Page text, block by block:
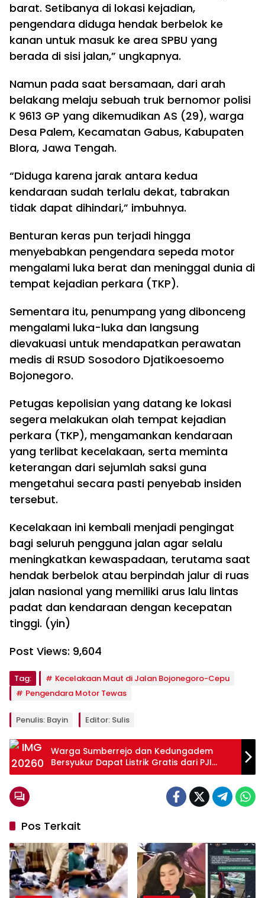
barat. Setibanya di lokasi kejadian,
pengendara diduga hendak berbelok ke
kanan untuk masuk ke area SPBU yang
berada di sisi jalan,” ungkapnya.
Namun pada saat bersamaan, dari arah
belakang melaju sebuah truk bernomor polisi
K 9613 GP yang dikemudikan AS (29), warga
Desa Palem, Kecamatan Gabus, Kabupaten
Blora, Jawa Tengah.
“Diduga karena jarak antara kedua
kendaraan sudah terlalu dekat, tabrakan
tidak dapat dihindari,” imbuhnya.
Benturan keras pun terjadi hingga
menyebabkan pengendara sepeda motor
mengalami luka berat dan meninggal dunia di
tempat kejadian perkara (TKP).
Sementara itu, penumpang yang dibonceng
mengalami luka-luka dan langsung
dievakuasi untuk mendapatkan perawatan
medis di RSUD Sosodoro Djatikoesoemo
Bojonegoro.
Petugas kepolisian yang datang ke lokasi
segera melakukan olah tempat kejadian
perkara (TKP), mengamankan kendaraan
yang terlibat kecelakaan, serta meminta
keterangan dari sejumlah saksi guna
mengetahui secara pasti penyebab insiden
tersebut.
Kecelakaan ini kembali menjadi pengingat
bagi seluruh pengguna jalan agar selalu
meningkatkan kewaspadaan, terutama saat
hendak berbelok atau berpindah jalur di ruas
jalan nasional yang memiliki arus lalu lintas
padat dan kendaraan dengan kecepatan
tinggi. (yin)
Post Views: 9,604
Tag:
Kecelakaan Maut di Jalan Bojonegoro-Cepu
Pengendara Motor Tewas
Penulis: Bayin Editor: Sulis
Warga Sumberrejo dan Kedungadem
Bersyukur Dapat Listrik Gratis dari PJI
Bojonegoro
Pos Terkait